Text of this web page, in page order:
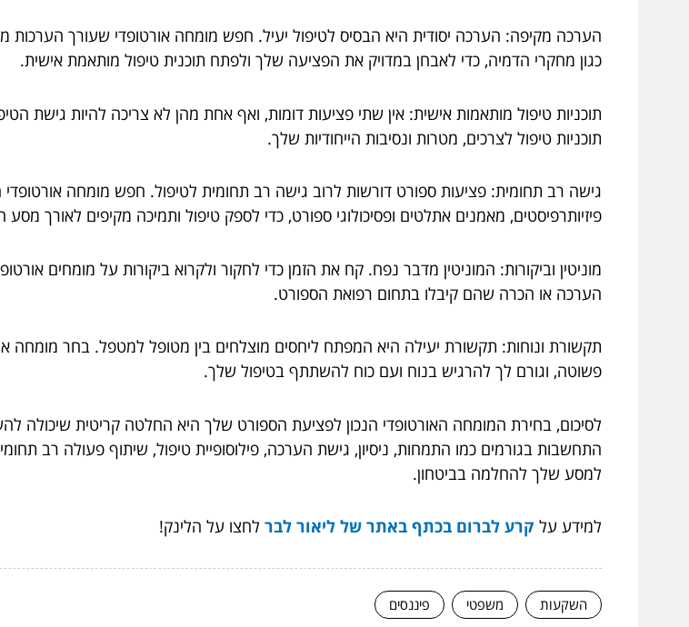
הערכה מקיפה: הערכה יסודית היא הבסיס לטיפול יעיל. חפש מומחה אורטופדי שעורך הערכות
כגון מחקרי הדמיה, כדי לאבחן במדויק את הפציעה שלך ולפתח תוכנית טיפול מותאמת אישית.
תוכניות טיפול מותאמות אישית: אין שתי פציעות דומות, ואף אחת מהן לא צריכה להיות גישת
תוכניות טיפול לצרכים, מטרות ונסיבות הייחודיות שלך.
גישה רב תחומית: פציעות ספורט דורשות לרוב גישה רב תחומית לטיפול. חפש מומחה
פיזיותרפיסטים, מאמנים אתלטים ופסיכולוגי ספורט, כדי לספק טיפול ותמיכה מקיפים לאורך
מוניטין וביקורות: המוניטין מדבר נפח. קח את הזמן כדי לחקור ולקרוא ביקורות על מומחים
הערכה או הכרה שהם קיבלו בתחום רפואת הספורט.
תקשורת ונוחות: תקשורת יעילה היא המפתח ליחסים מוצלחים בין מטופל למטפל. בחר מומחה
פשוטה, וגורם לך להרגיש בנוח ועם כוח להשתתף בטיפול שלך.
לסיכום, בחירת המומחה האורטופדי הנכון לפציעת הספורט שלך היא החלטה קריטית שיכולה
התחשבות בגורמים כמו התמחות, ניסיון, גישת הערכה, פילוסופיית טיפול, שיתוף פעולה רב
למסע שלך להחלמה בביטחון.
למידע על קרע לברום בכתף באתר של ליאור לבר לחצו על הלינק!
השקעות משפטי פיננסים